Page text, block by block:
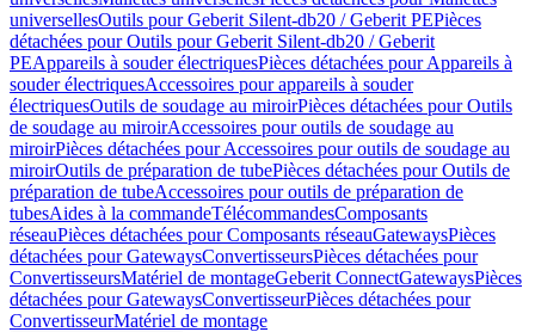
universellesOutils pour Geberit Silent-db20 / Geberit PEPièces
détachées pour Outils pour Geberit Silent-db20 / Geberit
PEAppareils à souder électriquesPièces détachées pour Appareils à
souder électriquesAccessoires pour appareils à souder
électriquesOutils de soudage au miroirPièces détachées pour Outils
de soudage au miroirAccessoires pour outils de soudage au
miroirPièces détachées pour Accessoires pour outils de soudage au
miroirOutils de préparation de tubePièces détachées pour Outils de
préparation de tubeAccessoires pour outils de préparation de
tubesAides à la commandeTélécommandesComposants
réseauPièces détachées pour Composants réseauGatewaysPièces
détachées pour GatewaysConvertisseursPièces détachées pour
ConvertisseursMatériel de montageGeberit ConnectGatewaysPièces
détachées pour GatewaysConvertisseurPièces détachées pour
ConvertisseurMatériel de montage